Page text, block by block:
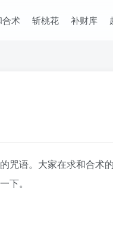
合术 斩桃花 补财库
咒语。大家在求和合术
下。